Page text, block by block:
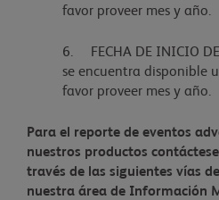
favor proveer mes y año.
6. FECHA DE INICIO
se encuentra disponible
favor proveer mes y año.
Para el reporte de eventos
nuestros productos
través de las siguientes vías
nuestra área de Información